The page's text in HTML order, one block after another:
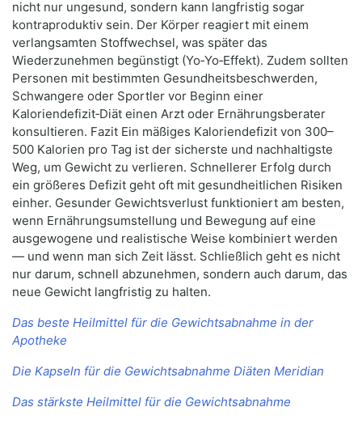
nicht nur ungesund, sondern kann langfristig sogar
kontraproduktiv sein. Der Körper reagiert mit einem
verlangsamten Stoffwechsel, was später das
Wiederzunehmen begünstigt (Yo‑Yo‑Effekt). Zudem sollten
Personen mit bestimmten Gesundheitsbeschwerden,
Schwangere oder Sportler vor Beginn einer
Kaloriendefizit‑Diät einen Arzt oder Ernährungsberater
konsultieren. Fazit Ein mäßiges Kaloriendefizit von 300–
500 Kalorien pro Tag ist der sicherste und nachhaltigste
Weg, um Gewicht zu verlieren. Schnellerer Erfolg durch
ein größeres Defizit geht oft mit gesundheitlichen Risiken
einher. Gesunder Gewichtsverlust funktioniert am besten,
wenn Ernährungsumstellung und Bewegung auf eine
ausgewogene und realistische Weise kombiniert werden
— und wenn man sich Zeit lässt. Schließlich geht es nicht
nur darum, schnell abzunehmen, sondern auch darum, das
neue Gewicht langfristig zu halten.
Das beste Heilmittel für die Gewichtsabnahme in der
Apotheke
Die Kapseln für die Gewichtsabnahme Diäten Meridian
Das stärkste Heilmittel für die Gewichtsabnahme